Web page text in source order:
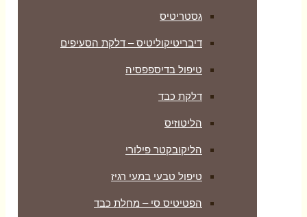
גסטריטיס
דיבריטיקוליטיס – דלקת הסעיפים
טיפול בדיספפסיה
דלקת כבד
הליטוזיס
הליקובקטר פילורי
טיפול טבעי במעי רגיז
הפטיטיס סי – מחלת כבד